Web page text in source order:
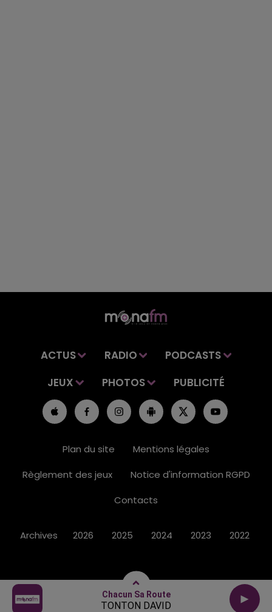
Chacun Sa Route
TONTON DAVID
ACTUS RADIO
PODCASTS
JEUX
PHOTOS PUBLICITÉ
Plan du site
Mentions légales
Règlement des jeux
Notice d'information RGPD
Contacts
Archives 2026 2025 2024 2023 2022